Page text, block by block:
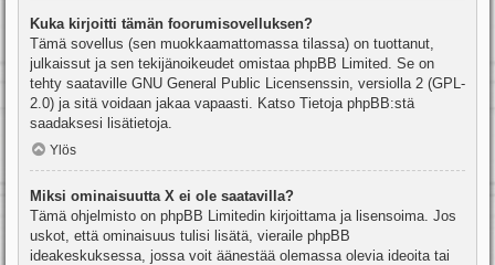
Kuka kirjoitti tämän foorumisovelluksen?
Tämä sovellus (sen muokkaamattomassa tilassa) on tuottanut,
julkaissut ja sen tekijänoikeudet omistaa phpBB Limited. Se on
tehty saataville GNU General Public Licensenssin, versiolla 2 (GPL-
2.0) ja sitä voidaan jakaa vapaasti. Katso Tietoja phpBB:stä
saadaksesi lisätietoja.
Ylös
Miksi ominaisuutta X ei ole saatavilla?
Tämä ohjelmisto on phpBB Limitedin kirjoittama ja lisensoima. Jos
uskot, että ominaisuus tulisi lisätä, vieraile phpBB
ideakeskuksessa , jossa voit äänestää olemassa olevia ideoita tai